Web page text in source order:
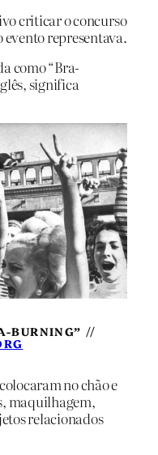
criticar o concurso
evento representava.
como “Bra-
significa
BURNING” //
no chão e
maquilhagem,
relacionados